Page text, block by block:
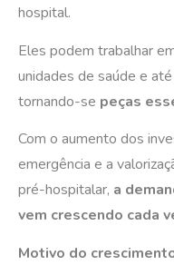
hospital.
Eles podem trabalhar
unidades de saúde e
tornando-se peças
Com o aumento dos
emergência e a
pré-hospitalar, a
vem crescendo cada
Motivo do